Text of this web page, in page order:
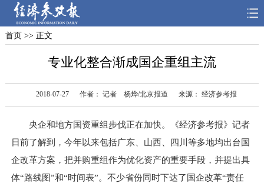
首页 深度 思想
首页 >> 正文
专业化整合渐成国企重组主流
2018-07-27 作者： 记者 杨烨/北京报道 来源： 经济参考报
央企和地方国资重组步伐正在加快。《经济参考报》记者
日前了解到，今年以来包括广东、山西、四川等多地均出台国
企改革方案，把并购重组作为优化资产的重要手段，并提出具
体“路线图”和“时间表”。不少省份同时下达了国企改革“责任